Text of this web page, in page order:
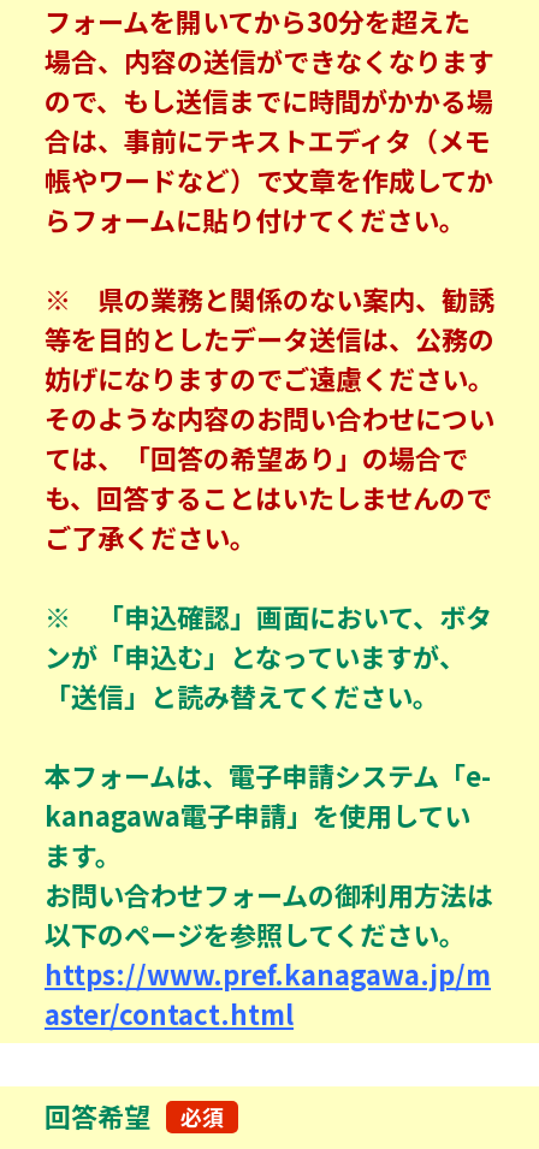
フォームを開いてから30分を超えた
場合、内容の送信ができなくなります
ので、もし送信までに時間がかかる場
合は、事前にテキストエディタ（メモ
帳やワードなど）で文章を作成してか
らフォームに貼り付けてください。
※ 県の業務と関係のない案内、勧誘
等を目的としたデータ送信は、公務の
妨げになりますのでご遠慮ください。
そのような内容のお問い合わせについ
ては、「回答の希望あり」の場合で
も、回答することはいたしませんので
ご了承ください。
※ 「申込確認」画面において、ボタ
ンが「申込む」となっていますが、
「送信」と読み替えてください。
本フォームは、電子申請システム「e-
kanagawa電子申請」を使用してい
ます。
お問い合わせフォームの御利用方法は
以下のページを参照してください。
https://www.pref.kanagawa.jp/m
aster/contact.html
回答希望 必須